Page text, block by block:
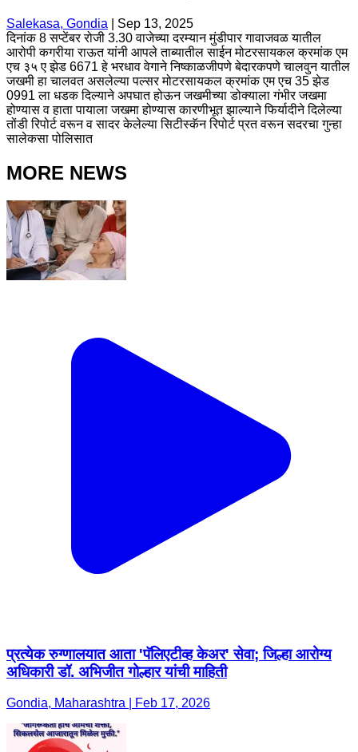
Salekasa, Gondia
Sep 13, 2025
दिनांक 8 सप्टेंबर रोजी 3.30 वाजेच्या दरम्यान मुंडीपार गावाजवळ यातील
आरोपी कगरीया राऊत यांनी आपले ताब्यातील साईन मोटरसायकल क्रमांक एम
एच ३५ ए झेड 6671 हे भरधाव वेगाने निष्काळजीपणे बेदारकपणे चालवुन यातील
जखमी हा चालवत असलेल्या पल्सर मोटरसायकल क्रमांक एम एच 35 झेड
0991 ला धडक दिल्याने अपघात होऊन जखमीच्या डोक्याला गंभीर जखमा
होण्यास व हाता पायाला जखमा होण्यास कारणीभूत झाल्याने फिर्यादीने दिलेल्या
तोंडी रिपोर्ट वरून व सादर केलेल्या सिटीस्कॅन रिपोर्ट प्रत वरून सदरचा गुन्हा
सालेकसा पोलिसात
MORE NEWS
प्रत्येक रुग्णालयात आता 'पॅलिएटीव्ह केअर' सेवा; जिल्हा आरोग्य
अधिकारी डॉ. अभिजीत गोल्हार यांची माहिती
Gondia, Maharashtra | Feb 17, 2026